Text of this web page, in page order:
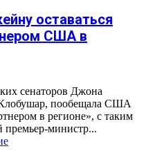
оставаться
США в
сенаторов Джона
пообещала США
в регионе», с таким
премьер-министр...